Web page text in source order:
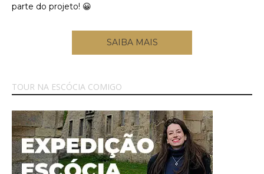
parte do projeto! 😀
SAIBA MAIS
TOUR NA ESCÓCIA COMIGO